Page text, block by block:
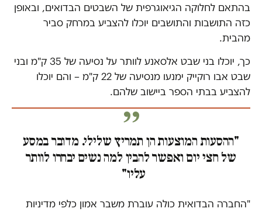
בהתאם לחלוקה הגיאוגרפית של השבטים הבדואים, ובאופן
כזה התושבות והתושבים יוכלו להצביע במרחק סביר
מהבית.
כך, יוכלו בני שבט אלסאנע לוותר על נסיעה של 35 ק"מ ובני
שבט אבו רוקייק ימנעו מנסיעה של 22 ק"מ – והם יוכלו
להצביע בבתי הספר ביישוב שלהם.
"ההסעות המוצעות הן תמריץ שלילי. מדובר במסע
של חצי יום ואפשר להבין למה נשים יבחרו לוותר
עליו"
"החברה הבדואית כולה עוברת משבר אמון כלפי מדיניות